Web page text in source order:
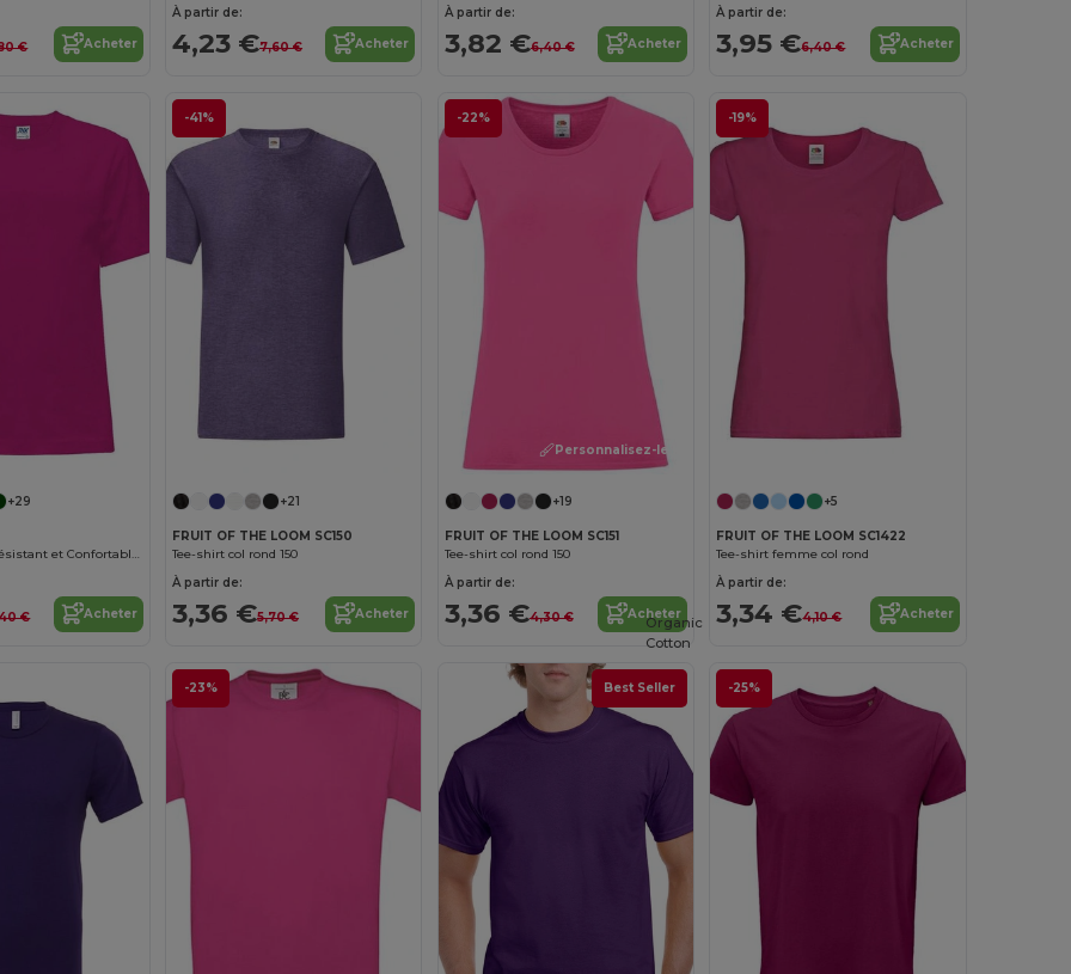
€ Acheter
À partir de:
4,23 €7,60 € Acheter
À partir de:
3,82 €6,40 € Acheter
À partir de:
3,95 €6,40 € Acheter
+29
T-shirt Enfant Résistant et Confortable 155g
€ Acheter
-41%
+21
FRUIT OF THE LOOM SC150
Tee-shirt col rond 150
À partir de:
3,36 €5,70 € Acheter
-22%
Personnalisez-le !
+19
FRUIT OF THE LOOM SC151
Tee-shirt col rond 150
À partir de:
3,36 €4,30 € Acheter
-19%
+5
FRUIT OF THE LOOM SC1422
Tee-shirt femme col rond
À partir de:
3,34 €4,10 € Acheter
-23% Best Seller -25%
Organic
Cotton